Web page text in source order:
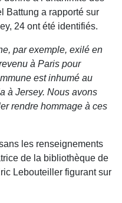
Battung a rapporté sur
24 ont été identifiés.
par exemple, exilé en
à Paris pour
est inhumé au
à Jersey. Nous avons
rendre hommage à ces
les renseignements
de la biblio­thèque de
Lebouteiller figurant sur